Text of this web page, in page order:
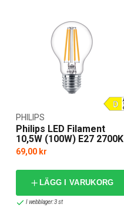
Philips LED Filament
10,5W (100W) E27 2700K
PHILIPS
69,00 kr
LÄGG I VARUKORG
I webblager: 3 st